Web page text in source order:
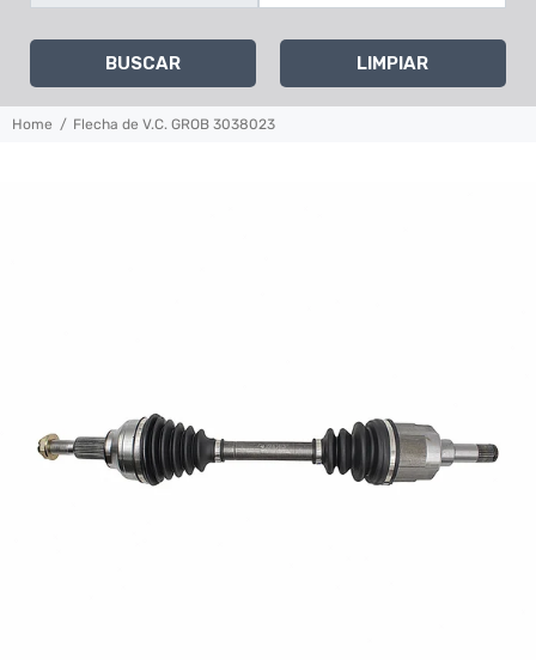
BUSCAR LIMPIAR
Home Flecha de V.C. GROB 3038023